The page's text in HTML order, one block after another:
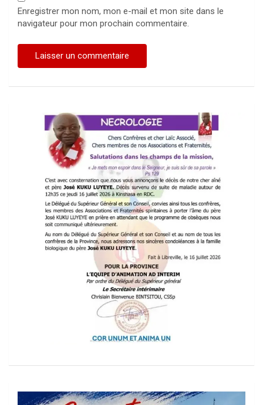
Enregistrer mon nom, mon e-mail et mon site dans le
navigateur pour mon prochain commentaire.